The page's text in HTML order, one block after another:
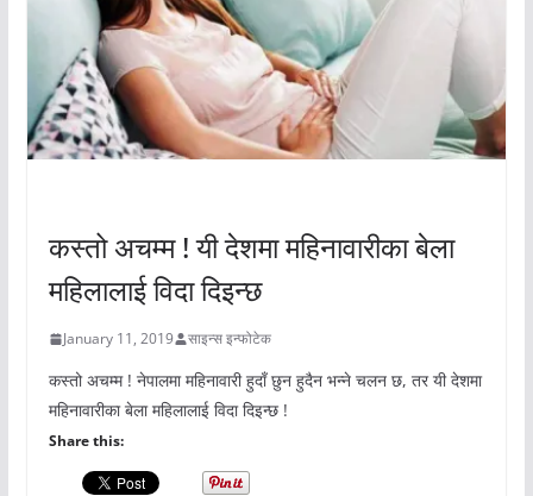
कस्तो अचम्म ! यी देशमा महिनावारीका बेला
महिलालाई विदा दिइन्छ
January 11, 2019 साइन्स इन्फोटेक
कस्तो अचम्म ! नेपालमा महिनावारी हुदाँ छुन हुदैन भन्ने चलन छ, तर यी देशमा
महिनावारीका बेला महिलालाई विदा दिइन्छ !
Share this: